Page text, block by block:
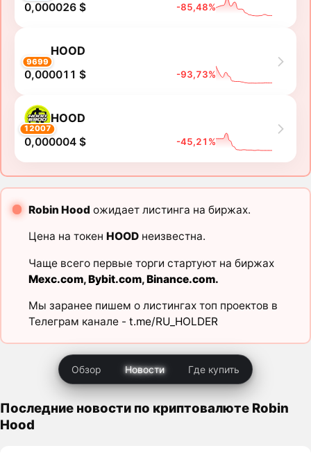
0,000026 $ -85,48%
9699
HOOD
0,000011 $ -93,73%
12007
HOOD
0,000004 $ -45,21%
Robin Hood ожидает листинга на биржах.
Цена на токен HOODнеизвестна.
Чаще всего первые торги стартуют на биржах
Mexc.com,Bybit.com,Binance.com.
Мы заранее пишем о листингах топ проектов в
Телеграм канале - t.me/RU_HOLDER
Обзор Новости Где купить
Последние новости по криптовалюте Robin
Hood